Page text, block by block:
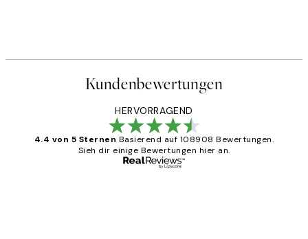
Kundenbewertungen
HERVORRAGEND
4.4 von 5 Sternen Basierend auf 108908 Bewertungen.
Sieh dir einige Bewertungen hier an.